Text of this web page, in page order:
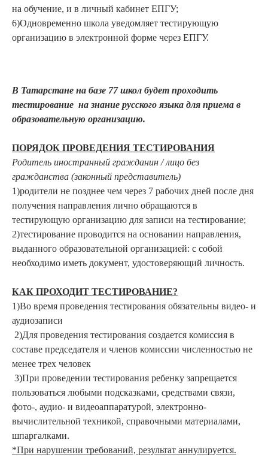
на обучение, и в личный кабинет ЕПГУ;
6)Одновременно школа уведомляет тестирующую
организацию в электронной форме через ЕПГУ.
В Татарстане на базе 77 школ будет проходить
тестирование на знание русского языка для приема в
образовательную организацию.
ПОРЯДОК ПРОВЕДЕНИЯ ТЕСТИРОВАНИЯ
Родитель иностранный гражданин / лицо без
гражданства (законный представитель)
1)родители не позднее чем через 7 рабочих дней после дня
получения направления лично обращаются в
тестирующую организацию для записи на тестирование;
2)тестирование проводится на основании направления,
выданного образовательной организацией: с собой
необходимо иметь документ, удостоверяющий личность.
КАК ПРОХОДИТ ТЕСТИРОВАНИЕ?
1)Во время проведения тестирования обязательны видео- и
аудиозаписи
2)Для проведения тестирования создается комиссия в
составе председателя и членов комиссии численностью не
менее трех человек
3)При проведении тестирования ребенку запрещается
пользоваться любыми подсказками, средствами связи,
фото-, аудио- и видеоаппаратурой, электронно-
вычислительной техникой, справочными материалами,
шпаргалками.
*При нарушении требований, результат аннулируется.